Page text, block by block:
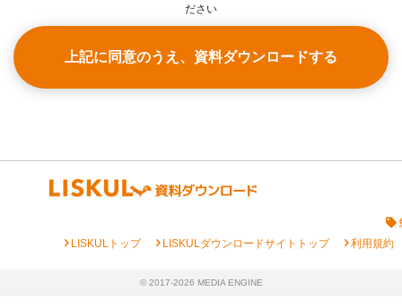
ださい
上記に同意のうえ、資料ダウンロードする
chevron_rightLISKULトップ chevron_rightLISKULダウンロードサイトトップ chevron_right利用規約
© 2017-2026 MEDIA ENGINE